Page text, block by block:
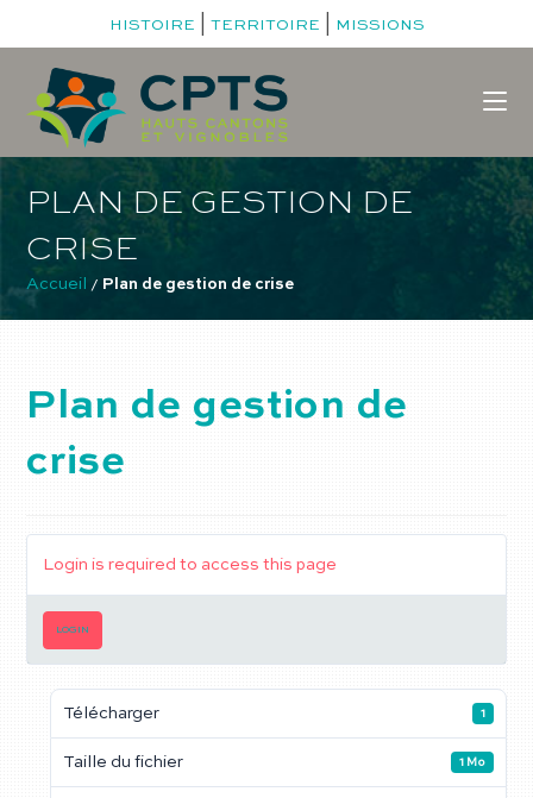
HISTOIRE TERRITOIRE MISSIONS
PLAN DE GESTION DE
CRISE
Accueil / Plan de gestion de crise
Plan de gestion de
crise
Login is required to access this page
LOGIN
Télécharger 1
Taille du fichier 1 Mo